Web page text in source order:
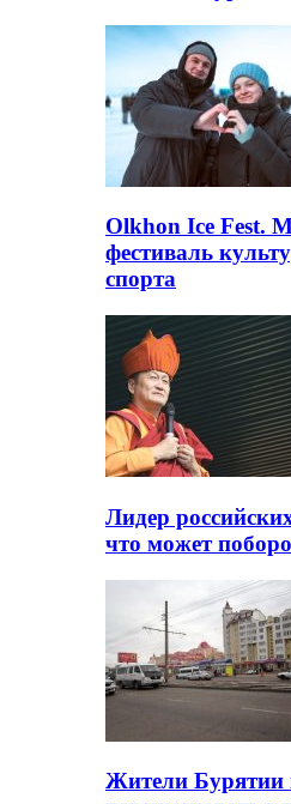
Olkhon Ice Fest.
фестиваль
спорта
Лидер
что может
Жители Бурятии